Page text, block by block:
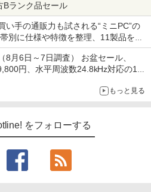
Bランク品セール
い手の通販力も試される“ミニPC”の
別に仕様や特徴を整理、11製品をピ
by 石川 ひさよし
8月6日～7日調査） お盆セール、
円、水平周波数24.8kHz対応の17
もっと見る
をフォローする